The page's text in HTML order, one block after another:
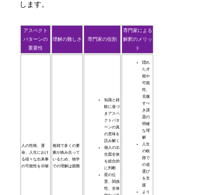
します。
アスペクト
パターンの
重要性
理解の難しさ 専門家の役割
専門家による
解釈のメリッ
ト
人の性格、運
命、人生におけ
る様々な出来事
の可能性を示唆
複雑で多くの要
素が絡み合って
いるため、独学
での理解は困難
知識と経
験に基づ
きアスペ
クトパタ
ーンの真
の意味を
読み解く
個人の出
生図全体
を総合的
に判断
星の位
置、関係
性、全体
隠れ
た才
能や
可能
性、
克服
すべ
き課
題の
明確
な理
解
人生
の岐
路で
の道
選び
を支
援
より